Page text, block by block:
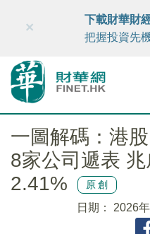
財華智庫網 FINTV
×
下載財華財
把握投資先
一圖解碼：港
8家公司遞表
2.41%
原創
日期： 2026